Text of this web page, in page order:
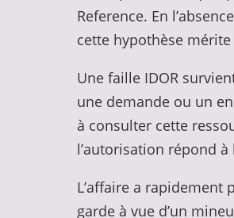
Reference. En
cette hypothèse
Une faille IDOR
une demande ou un
à consulter cette
l’autorisation répond à
L’affaire a
garde à vue d’un